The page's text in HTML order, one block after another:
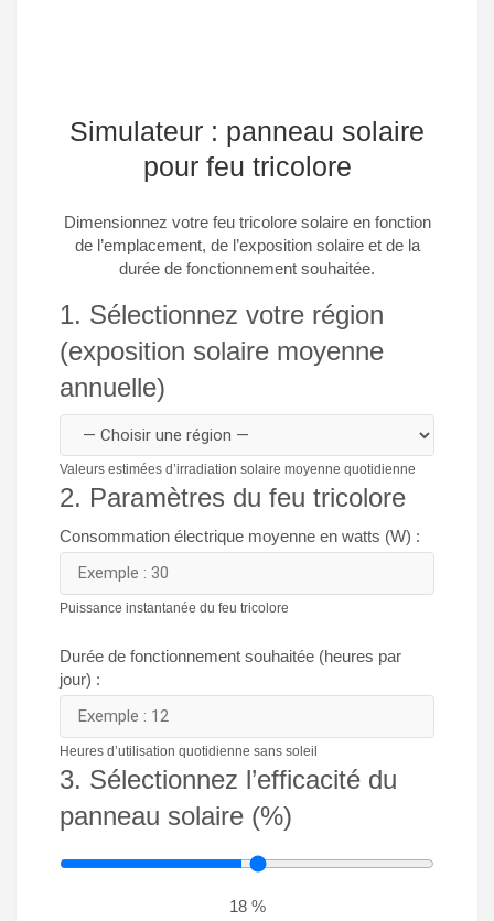
Simulateur : panneau solaire
pour feu tricolore
Dimensionnez votre feu tricolore solaire en fonction
de l’emplacement, de l’exposition solaire et de la
durée de fonctionnement souhaitée.
1. Sélectionnez votre région
(exposition solaire moyenne
annuelle)
Valeurs estimées d’irradiation solaire moyenne quotidienne
2. Paramètres du feu tricolore
Consommation électrique moyenne en watts (W) :
Puissance instantanée du feu tricolore
Durée de fonctionnement souhaitée (heures par
jour) :
Heures d’utilisation quotidienne sans soleil
3. Sélectionnez l’efficacité du
panneau solaire (%)
18%